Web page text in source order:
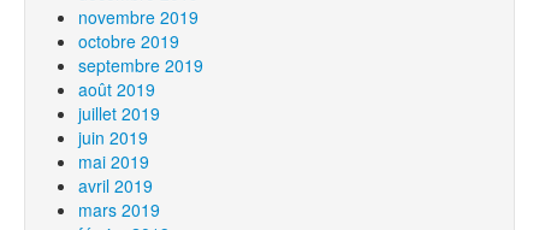
novembre 2019
octobre 2019
septembre 2019
août 2019
juillet 2019
juin 2019
mai 2019
avril 2019
mars 2019